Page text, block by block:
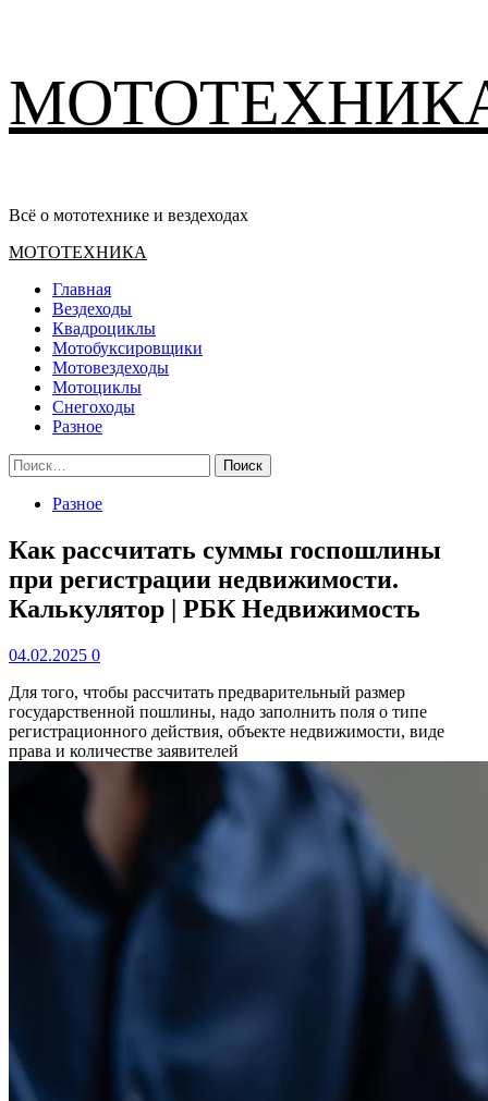
содержимому
Всё о мототехнике и вездеходах
Основное
МОТОТЕХНИКА
Главная
Вездеходы
Квадроциклы
Мотобуксировщики
Мотовездеходы
Мотоциклы
Снегоходы
Разное
Найти:
Разное
Как рассчитать суммы госпошлины
при регистрации недвижимости.
Калькулятор | РБК Недвижимость
04.02.2025 0
Для того, чтобы рассчитать предварительный размер
государственной пошлины, надо заполнить поля о типе
регистрационного действия, объекте недвижимости, виде
права и количестве заявителей